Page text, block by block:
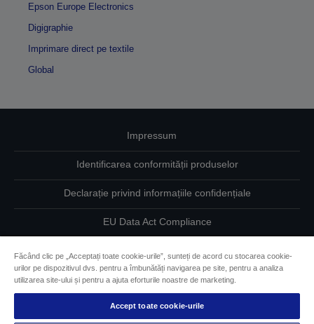
Epson Europe Electronics
Digigraphie
Imprimare direct pe textile
Global
Impressum
Identificarea conformității produselor
Declarație privind informațiile confidențiale
EU Data Act Compliance
Informaţii despre modulele cookie
Angajamentul Epson pe linie de accesibilitate
Făcând clic pe „Acceptați toate cookie-urile”, sunteți de acord cu stocarea cookie-
urilor pe dispozitivul dvs. pentru a îmbunătăți navigarea pe site, pentru a analiza
utilizarea site-ului și pentru a ajuta eforturile noastre de marketing.
Accept toate cookie-urile